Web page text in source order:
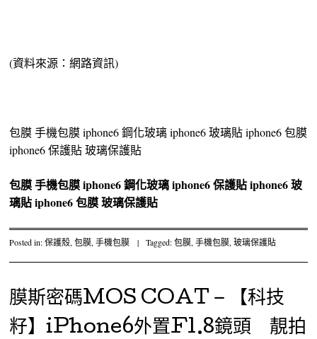
(資料來源：網路資訊)
包膜 手機包膜 iphone6 鋼化玻璃 iphone6 玻璃貼 iphone6 包膜
iphone6 保護貼 玻璃保護貼
包膜手機包膜iphone6 鋼化玻璃iphone6 保護貼iphone6 玻
璃貼iphone6 包膜玻璃保護貼
Posted in:保護殼,包膜,手機包膜 | Tagged:包膜,手機包膜,玻璃保護貼
膜斯密碼MOS COAT – 【科技
籽】iPhone6外置F1.8鏡頭 靚拍